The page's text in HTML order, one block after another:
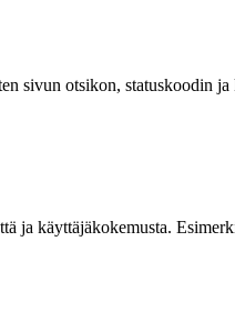
sivun otsikon, statuskoodin
ja käyttäjäkokemusta.